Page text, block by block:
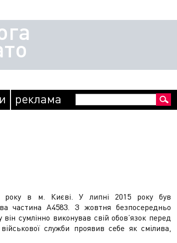
реклама Пошукова
року в м. Києві. У липні 2015 року був
частина А4583. З жовтня безпосередньо
сумлінно виконував свій обов’язок перед
служби проявив себе як смілива,